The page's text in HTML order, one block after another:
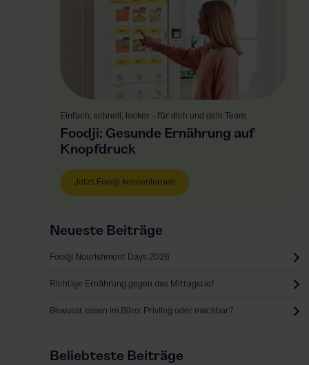
Einfach, schnell, lecker - für dich und dein Team
Foodji: Gesunde Ernährung auf
Knopfdruck
Jetzt Foodji kennenlernen
Neueste Beiträge
Foodji Nourishment Days 2026
Richtige Ernährung gegen das Mittagstief
Bewusst essen im Büro: Privileg oder machbar?
Beliebteste Beiträge